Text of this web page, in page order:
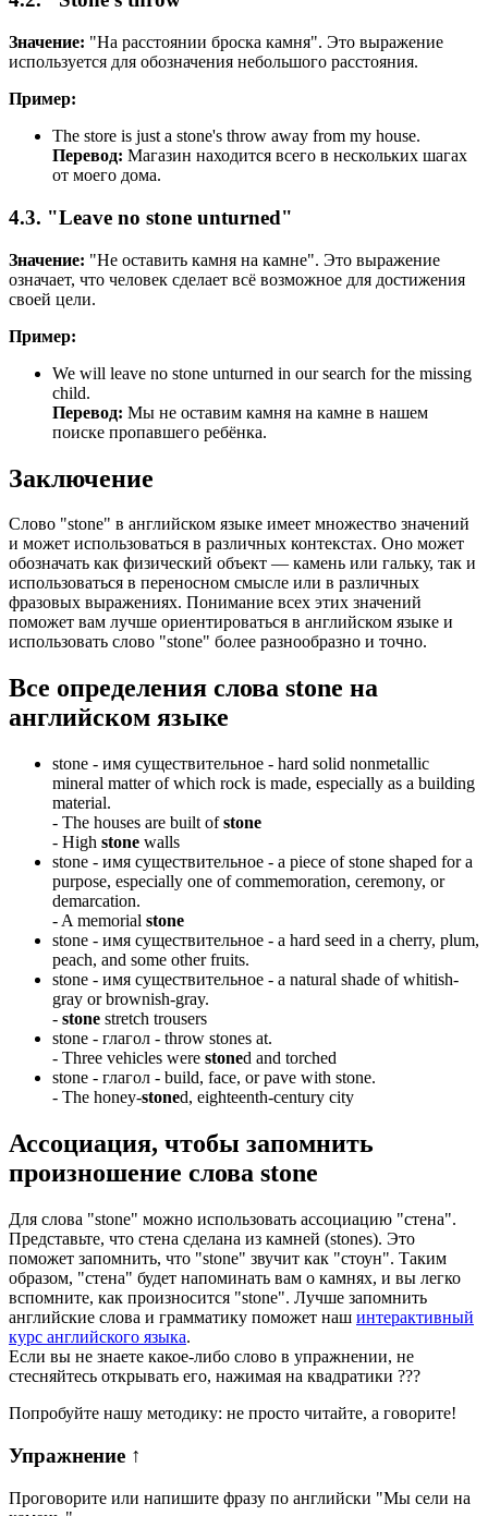
Значение: "На расстоянии броска камня". Это выражение
используется для обозначения небольшого расстояния.
Пример:
The store is just a stone's throw away from my house.
Перевод: Магазин находится всего в нескольких шагах
от моего дома.
4.3. "Leave no stone unturned"
Значение: "Не оставить камня на камне". Это выражение
означает, что человек сделает всё возможное для достижения
своей цели.
Пример:
We will leave no stone unturned in our search for the missing
child.
Перевод: Мы не оставим камня на камне в нашем
поиске пропавшего ребёнка.
Заключение
Слово "stone" в английском языке имеет множество значений
и может использоваться в различных контекстах. Оно может
обозначать как физический объект — камень или гальку, так и
использоваться в переносном смысле или в различных
фразовых выражениях. Понимание всех этих значений
поможет вам лучше ориентироваться в английском языке и
использовать слово "stone" более разнообразно и точно.
Все определения слова stone на
английском языке
stone - имя существительное - hard solid nonmetallic
mineral matter of which rock is made, especially as a building
material.
- The houses are built ofstone
- High stone walls
stone - имя существительное - a piece of stone shaped for a
purpose, especially one of commemoration, ceremony, or
demarcation.
- A memorial stone
stone - имя существительное - a hard seed in a cherry, plum,
peach, and some other fruits.
stone - имя существительное - a natural shade of whitish-
gray or brownish-gray.
- stone stretch trousers
stone - глагол - throw stones at.
- Three vehicles were stoned and torched
stone - глагол - build, face, or pave with stone.
- The honey-stoned, eighteenth-century city
Ассоциация, чтобы запомнить
произношение слова stone
Для слова "stone" можно использовать ассоциацию "стена".
Представьте, что стена сделана из камней (stones). Это
поможет запомнить, что "stone" звучит как "стоун". Таким
образом, "стена" будет напоминать вам о камнях, и вы легко
вспомните, как произносится "stone". Лучше запомнить
английские слова и грамматику поможет наш интерактивный
курс английского языка.
Если вы не знаете какое-либо слово в упражнении, не
стесняйтесь открывать его, нажимая на квадратики ???
Попробуйте нашу методику: не просто читайте, а говорите!
Упражнение ↑
Проговорите или напишите фразу по английски "Мы сели на